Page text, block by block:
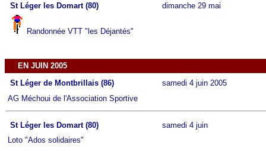
St Léger les Domart (80) dimanche 29 mai
Randonnée VTT "les Déjantés"
EN JUIN 2005
St Léger de Montbrillais (86)
samedi 4 juin 2005
AG Méchoui de l'Association Sportive
St Léger les Domart (80)
samedi 4 juin
Loto "Ados solidaires"